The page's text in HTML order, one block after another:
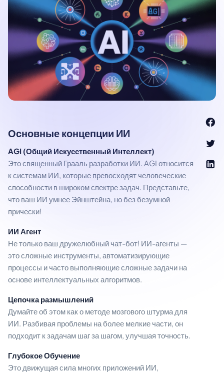
Основные концепции ИИ
AGI (Общий Искусственный Интеллект)
Это священный Грааль разработки ИИ. AGI относится
к системам ИИ, которые превосходят человеческие
способности в широком спектре задач. Представьте,
что ваш ИИ умнее Эйнштейна, но без безумной
прически!
ИИ Агент
Не только ваш дружелюбный чат-бот! ИИ-агенты —
это сложные инструменты, автоматизирующие
процессы и часто выполняющие сложные задачи на
основе интеллектуальных алгоритмов.
Цепочка размышлений
Думайте об этом как о методе мозгового штурма для
ИИ. Разбивая проблемы на более мелкие части, он
подходит к задачам шаг за шагом, улучшая точность.
Глубокое Обучение
Это движущая сила многих приложений ИИ,